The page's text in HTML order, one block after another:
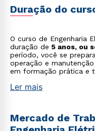
Duração do
O curso de Engenharia
duração de 5 anos, ou
período, você se
operação e
em formação prática e
Ler mais
Mercado de